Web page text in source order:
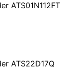
ATS01N112FT
ATS22D17Q